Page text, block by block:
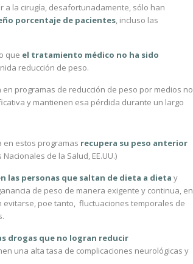
a la cirugía, desafortunadamente, sólo han
porcentaje de pacientes, incluso las
que el tratamiento médico no ha sido
reducción de peso.
en programas de reducción de peso por medios no
y mantienen esa pérdida durante un largo
en estos programas recupera su peso anterior
de la Salud, EE.UU.)
las personas que saltan de dieta a dieta y
de peso de manera exigente y continua, en
poe tanto, fluctuaciones temporales de
drogas que no logran reducir
una alta tasa de complicaciones neurológicas y